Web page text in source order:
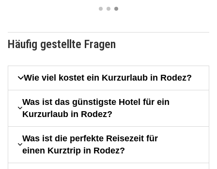
Häufig gestellte Fragen
Wie viel kostet ein Kurzurlaub in Rodez?
Was ist das günstigste Hotel für ein
Kurzurlaub in Rodez?
Was ist die perfekte Reisezeit für
einen Kurztrip in Rodez?